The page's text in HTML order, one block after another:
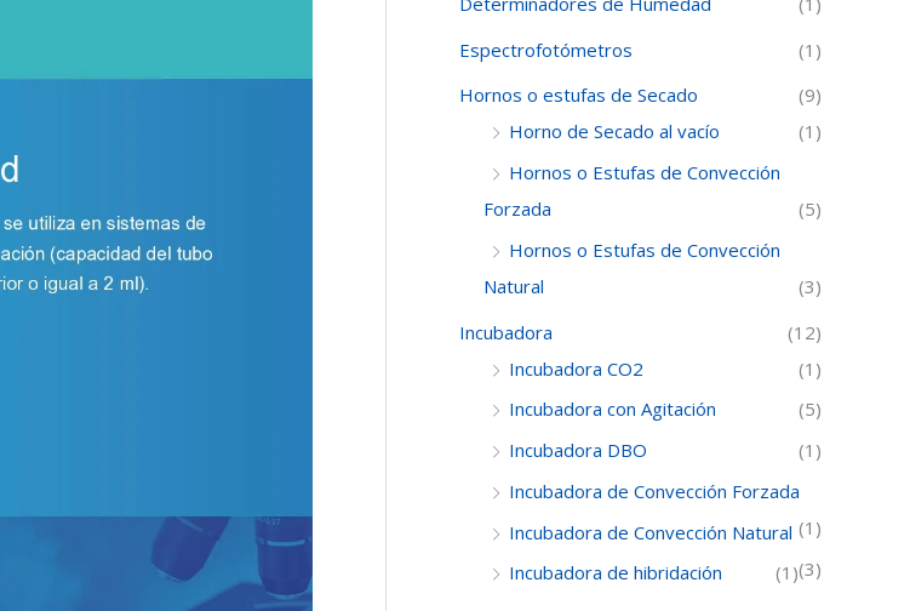
Espectrofotómetros
(1)
Hornos o estufas de Secado
(9)
Horno de Secado al vacío
(1)
Hornos o Estufas de Convección
Forzada
(5)
Hornos o Estufas de Convección
Natural
(3)
Incubadora
(12)
Incubadora CO2
(1)
Incubadora con Agitación
(5)
Incubadora DBO
(1)
Incubadora de Convección Forzada
(1)
Incubadora de Convección Natural
(3)
Incubadora de hibridación
(1)